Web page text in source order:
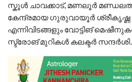
സ്കൂൾ ചാവക്കാട്, മണലൂർ
കേന്ദ്രമായ ഗുരുവായൂർ
എന്നിവിടങ്ങളും വോട്ടിങ്
സ്ട്രോങ് മുറികൾ കലക്ടർ